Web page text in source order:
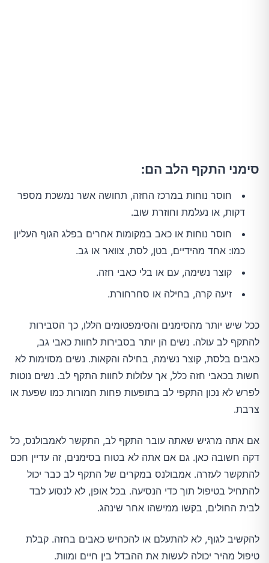
סימני התקף הלב הם:
חוסר נוחות במרכז החזה, תחושה אשר נמשכת מספר
דקות, או נעלמת וחוזרת שוב.
חוסר נוחות או כאב במקומות אחרים בפלג הגוף העליון
כמו: אחד מהידיים, בטן, לסת, צוואר או גב.
קוצר נשימה, עם או בלי כאבי חזה.
זיעה קרה, בחילה או סחרחורת.
ככל שיש יותר מהסימנים והסימפטומים הללו, כך הסבירות
להתקף לב עולה. נשים הן יותר בסבירות לחוות כאבי גב,
כאבים בלסת, קוצר נשימה, בחילה והקאות. נשים מסוימות לא
חשות בכאבי חזה כלל, אך עלולות לחוות התקף לב. נשים נוטות
לפרש לא נכון התקפי לב בתופעות פחות חמורות כמו שפעת או
צרבת.
אם אתה מרגיש שאתה עובר התקף לב, התקשר לאמבולנס, כל
דקה חשובה כאן. גם אם אתה לא בטוח בסימנים, זה עדיין חכם
להתקשר לעזרה. אמבולנס במקרים של התקף לב כבר יכול
להתחיל בטיפול תוך כדי הנסיעה. בכל אופן, לא לנסוע לבד
לבית החולים, בקשו ממישהו אחר שינהג.
להקשיב לגוף, לא להתעלם או להכחיש כאבים בחזה. קבלת
טיפול מהיר יכולה לעשות את ההבדל בין חיים ומוות.